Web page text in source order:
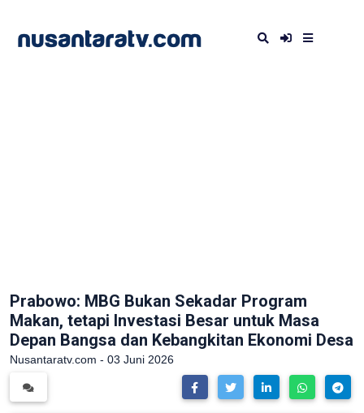
Prabowo: MBG Bukan Sekadar Program
Makan, tetapi Investasi Besar untuk Masa
Depan Bangsa dan Kebangkitan Ekonomi Desa
Nusantaratv.com - 03 Juni 2026